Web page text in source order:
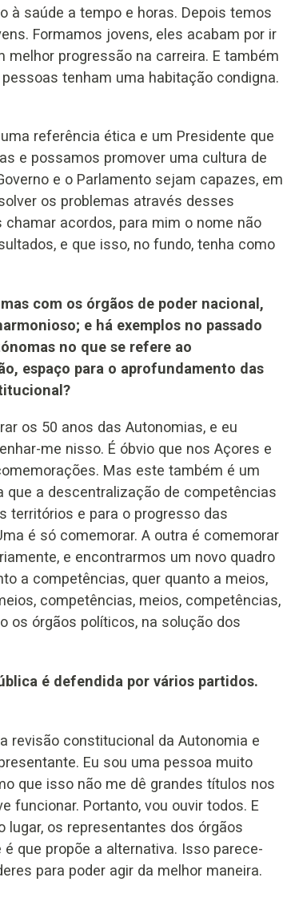
à saúde a tempo e horas. Depois temos
Formamos jovens, eles acabam por ir
progressão na carreira. E também
tenham uma habitação condigna.
referência ética e um Presidente que
e possamos promover uma cultura de
e o Parlamento sejam capazes, em
os problemas através desses
acordos, para mim o nome não
e que isso, no fundo, tenha como
com os órgãos de poder nacional,
e há exemplos no passado
no que se refere ao
espaço para o aprofundamento das
os 50 anos das Autonomias, e eu
me nisso. É óbvio que nos Açores e
Mas este também é um
a descentralização de competências
territórios e para o progresso das
é só comemorar. A outra é comemorar
e encontrarmos um novo quadro
a competências, quer quanto a meios,
competências, meios, competências,
os órgãos políticos, na solução dos
é defendida por vários partidos.
revisão constitucional da Autonomia e
Eu sou uma pessoa muito
que isso não me dê grandes títulos nos
funcionar. Portanto, vou ouvir todos. E
lugar, os representantes dos órgãos
que propõe a alternativa. Isso parece-
para poder agir da melhor maneira.